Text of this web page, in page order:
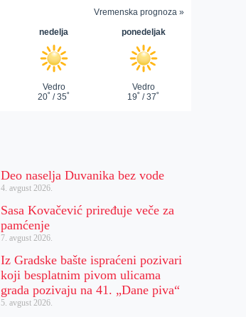
Deo naselja Duvanika bez vode
4. avgust 2026.
Sasa Kovačević priređuje veče za
pamćenje
7. avgust 2026.
Iz Gradske bašte ispraćeni pozivari
koji besplatnim pivom ulicama
grada pozivaju na 41. „Dane piva“
5. avgust 2026.